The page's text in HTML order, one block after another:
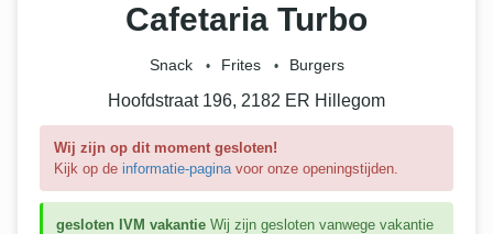
Cafetaria Turbo
Snack Frites Burgers
Hoofdstraat 196, 2182 ER Hillegom
Wij zijn op dit moment gesloten!
Kijk op de informatie-paginavoor onze openingstijden.
gesloten IVM vakantie Wij zijn gesloten vanwege vakantie